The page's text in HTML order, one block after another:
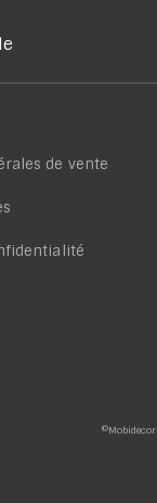
de vente
©Mobidecor